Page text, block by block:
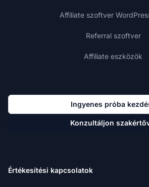
Affiliate szoftver
Referral szoftver
Affiliate eszközök
Ingyenes próba
Konzultáljon
Értékesítési kapcsolatok